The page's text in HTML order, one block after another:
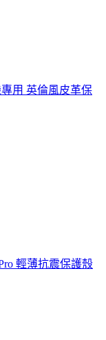
用 英倫風皮革保
輕薄抗震保護殼